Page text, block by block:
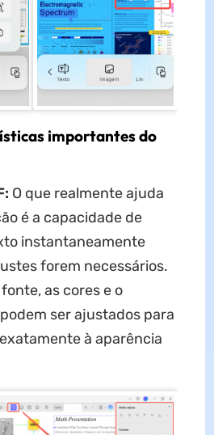
importantes do
O que realmente ajuda
é a capacidade de
instantaneamente
forem necessários.
as cores e o
ser ajustados para
à aparência